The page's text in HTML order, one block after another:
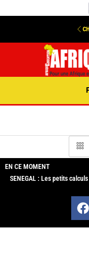
EN CE MOMENT
SENEGAL : Les petits